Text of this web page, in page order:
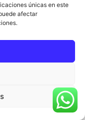
únicas en este
afectar